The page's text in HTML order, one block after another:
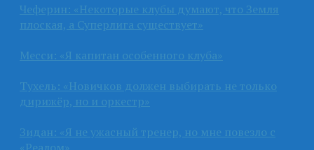
Чеферин: «Некоторые клубы думают, что Земля
плоская, а Суперлига существует»
Месси: «Я капитан особенного клуба»
Тухель: «Новичков должен выбирать не только
дирижёр, но и оркестр»
Зидан: «Я не ужасный тренер, но мне повезло с